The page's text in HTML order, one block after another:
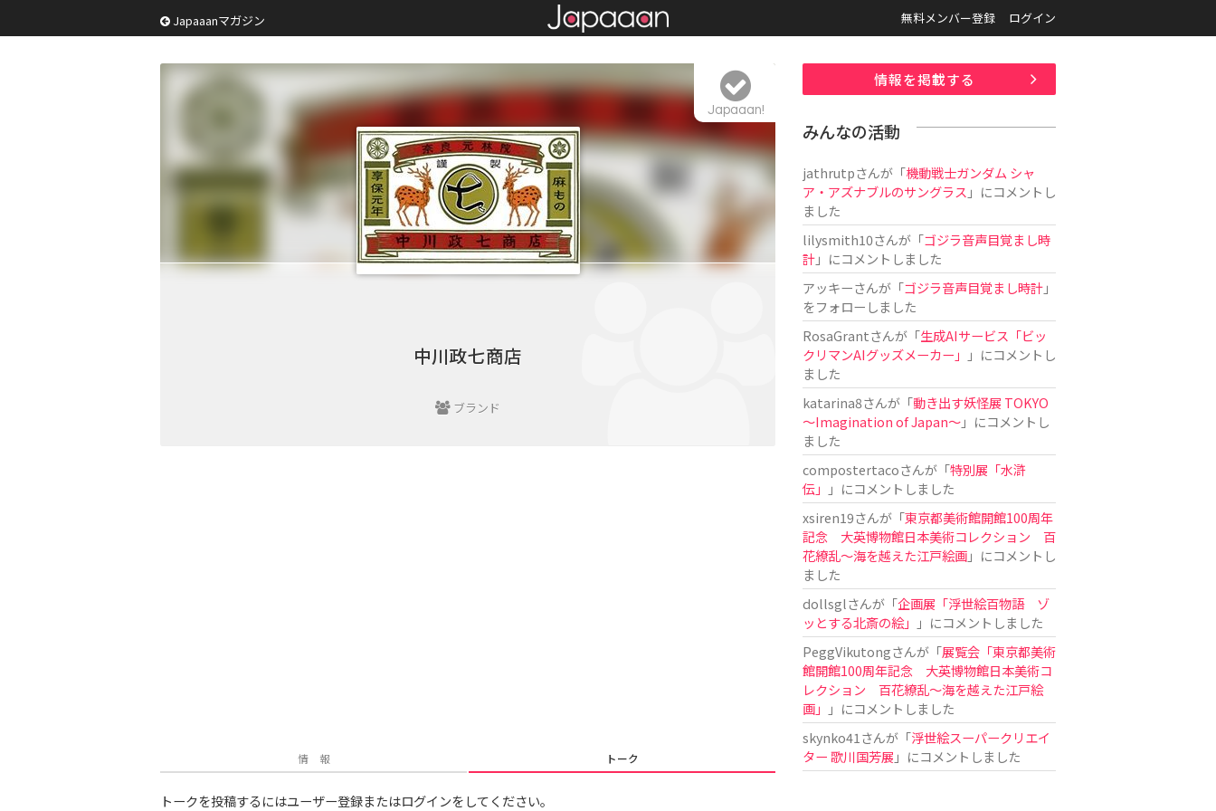
Japaaanマガジン 無料メンバー登録 ログイン
中川政七商店
ブランド
Japaaan!
情 報 トーク
トークを投稿するにはユーザー登録またはログインをしてください。
情報を掲載する
みんなの活動
jathrutpさんが「機動戦士ガンダム シャ
ア・アズナブルのサングラス 」にコメントし
ました
lilysmith10さんが「ゴジラ音声目覚まし時
計」にコメントしました
アッキーさんが「ゴジラ音声目覚まし時計」
をフォローしました
RosaGrantさんが「生成AIサービス「ビッ
クリマンAIグッズメーカー」
」にコメントし
ました
katarina8さんが「動き出す妖怪展 TOKYO
〜Imagination of Japan〜」にコメントし
ました
compostertacoさんが「特別展「水滸
伝」
」にコメントしました
xsiren19さんが「東京都美術館開館100周年
記念 大英博物館日本美術コレクション 百
花繚乱～海を越えた江戸絵画」にコメントし
ました
dollsglさんが「企画展「浮世絵百物語 ゾ
ッとする北斎の絵」
」にコメントしました
PeggVikutongさんが「展覧会「東京都美術
館開館100周年記念 大英博物館日本美術コ
レクション 百花繚乱〜海を越えた江戸絵
画」
」にコメントしました
skynko41 さんが「浮世絵スーパークリエイ
ター 歌川国芳展 」にコメントしました